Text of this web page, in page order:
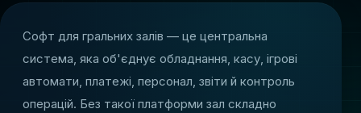
Софт для гральних залів — це центральна
система, яка об'єднує обладнання, касу, ігрові
автомати, платежі, персонал, звіти й контроль
операцій. Без такої платформи зал складно